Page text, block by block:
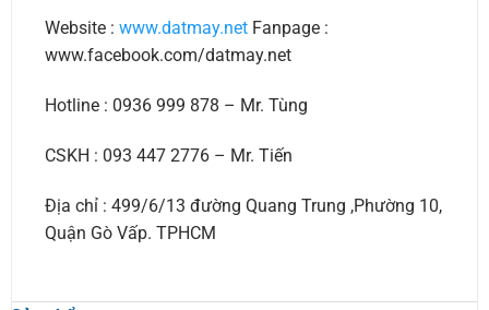
Website : www.datmay.netFanpage :
www.facebook.com/datmay.net
Hotline : 0936 999 878 – Mr. Tùng
CSKH : 093 447 2776 – Mr. Tiến
Địa chỉ : 499/6/13 đường Quang Trung ,Phường 10,
Quận Gò Vấp. TPHCM